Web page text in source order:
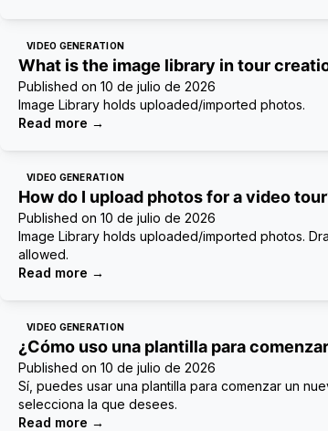
VIDEO GENERATION
What is the image library in tour
Published on 10 de julio de 2026
Image Library holds uploaded/imported photos.
Read more →
VIDEO GENERATION
How do I upload photos for a video
Published on 10 de julio de 2026
Image Library holds uploaded/imported photos.
allowed.
Read more →
VIDEO GENERATION
¿Cómo uso una plantilla para
Published on 10 de julio de 2026
Sí, puedes usar una plantilla para comenzar un
selecciona la que desees.
Read more →